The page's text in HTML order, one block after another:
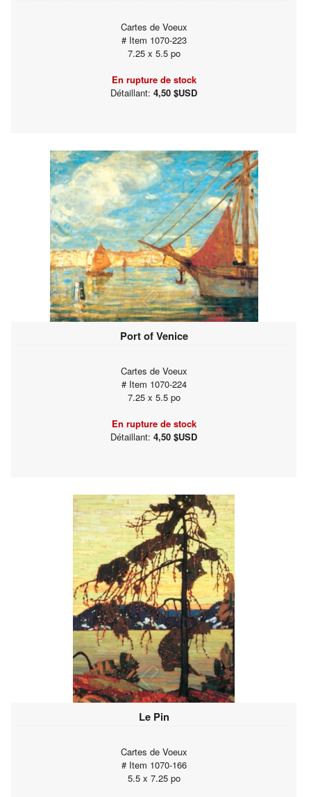
Cartes de Voeux
# Item 1070-223
7.25 x 5.5 po
En rupture de stock
Détaillant: 4,50 $USD
Port of Venice
Cartes de Voeux
# Item 1070-224
7.25 x 5.5 po
En rupture de stock
Détaillant: 4,50 $USD
Le Pin
Cartes de Voeux
# Item 1070-166
5.5 x 7.25 po